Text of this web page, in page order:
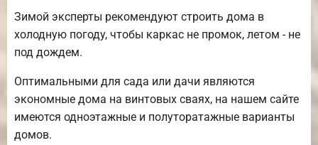
Зимой эксперты рекомендуют строить дома в
холодную погоду, чтобы каркас не промок, летом - не
под дождем.
Оптимальными для сада или дачи являются
экономные дома на винтовых сваях, на нашем сайте
имеются одноэтажные и полуторатажные варианты
домов.